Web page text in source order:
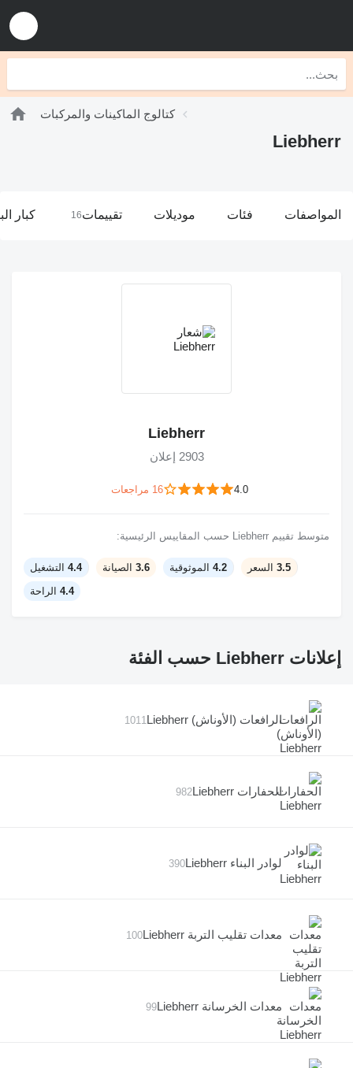
كتالوج الماكينات والمركبات
Liebherr
المواصفات فئات موديلات تقييمات16 كبار
Liebherr
2903 إعلان
4.0 16 مراجعات
متوسط تقييم Liebherr حسب المقاييس الرئيسية:
3.5 السعر 4.2 الموثوقية 3.6 الصيانة 4.4 التشغيل
4.4 الراحة
إعلانات Liebherr حسب الفئة
الرافعات (الأوناش) Liebherr 1011
الحفارات Liebherr 982
لوادر البناء Liebherr 390
معدات تقليب التربة Liebherr 100
معدات الخرسانة Liebherr 99